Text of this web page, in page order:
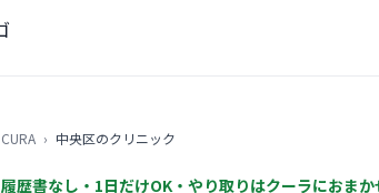
CURA › 中央区のクリニック
履歴書なし・1日だけOK・やり取りはクーラにおまか